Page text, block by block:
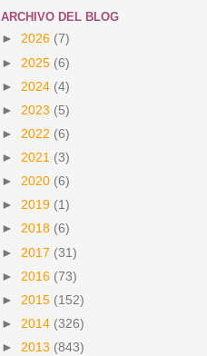
ARCHIVO DEL BLOG
► 2026 (7)
► 2025 (6)
► 2024 (4)
► 2023 (5)
► 2022 (6)
► 2021 (3)
► 2020 (6)
► 2019 (1)
► 2018 (6)
► 2017 (31)
► 2016 (73)
► 2015 (152)
► 2014 (326)
► 2013 (843)